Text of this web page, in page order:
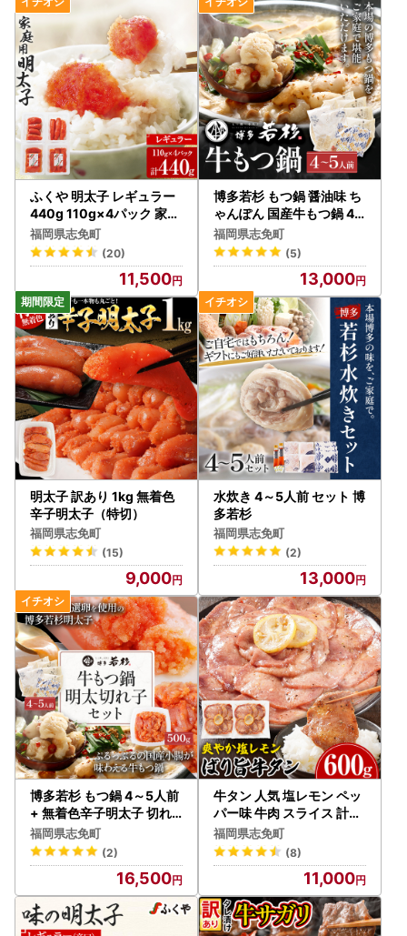
ン上で完結します。ぜひご活用ください。
●自治体マイページ
https://mypg.jp/
■注意事項
・年末にお申込みの方は、状況によって1月1日以降の発送と
なります。
・ワンストップ特例申請書の提出期日までに間に合わなかっ
た場合、別途確定申告が必要になりますのでご注意くださ
い。
ふくや 明太子 レギュラー
440g 110g×4パック 家庭
用明太子
福岡県志免町
(20)
11,500
博多若杉 もつ鍋 醤油味 ち
ゃんぽん 国産牛もつ鍋 4
～5人前
福岡県志免町
(5)
13,000
明太子 訳あり 1kg 無着色
辛子明太子（特切）
福岡県志免町
(15)
9,000
水炊き 4～5人前 セット 博
多若杉
福岡県志免町
(2)
13,000
博多若杉 もつ鍋 4～5人前
+ 無着色辛子明太子 切れ
子 500g セット 牛もつ鍋
福岡県志免町
(2)
16,500
牛タン 人気 塩レモン ペッ
パー味 牛肉 スライス 計60
0g 300g×2パック
福岡県志免町
(8)
11,000